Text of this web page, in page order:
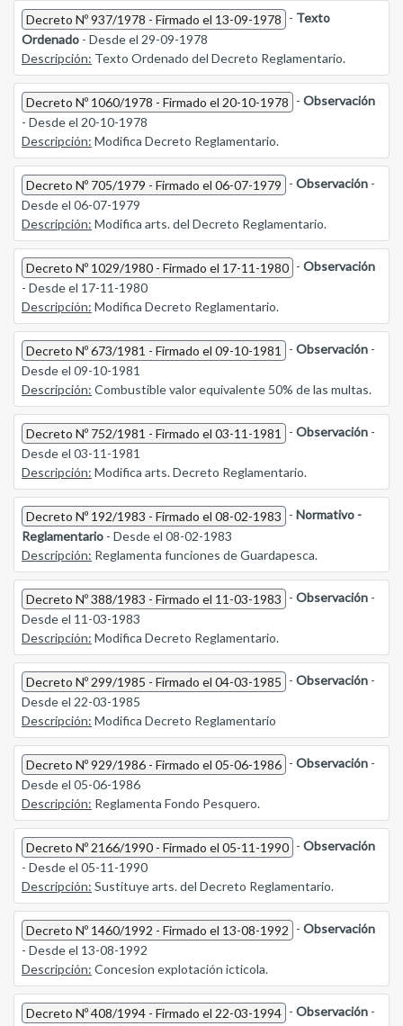
Decreto Nº 937/1978 - Firmado el 13-09-1978 - Texto
Ordenado - Desde el 29-09-1978
Descripción: Texto Ordenado del Decreto Reglamentario.
Decreto Nº 1060/1978 - Firmado el 20-10-1978 - Observación
- Desde el 20-10-1978
Descripción: Modifica Decreto Reglamentario.
Decreto Nº 705/1979 - Firmado el 06-07-1979 - Observación -
Desde el 06-07-1979
Descripción: Modifica arts. del Decreto Reglamentario.
Decreto Nº 1029/1980 - Firmado el 17-11-1980 - Observación
- Desde el 17-11-1980
Descripción: Modifica Decreto Reglamentario.
Decreto Nº 673/1981 - Firmado el 09-10-1981 - Observación -
Desde el 09-10-1981
Descripción: Combustible valor equivalente 50% de las multas.
Decreto Nº 752/1981 - Firmado el 03-11-1981 - Observación -
Desde el 03-11-1981
Descripción: Modifica arts. Decreto Reglamentario.
Decreto Nº 192/1983 - Firmado el 08-02-1983 - Normativo -
Reglamentario - Desde el 08-02-1983
Descripción: Reglamenta funciones de Guardapesca.
Decreto Nº 388/1983 - Firmado el 11-03-1983 - Observación -
Desde el 11-03-1983
Descripción: Modifica Decreto Reglamentario.
Decreto Nº 299/1985 - Firmado el 04-03-1985 - Observación -
Desde el 22-03-1985
Descripción: Modifica Decreto Reglamentario
Decreto Nº 929/1986 - Firmado el 05-06-1986 - Observación -
Desde el 05-06-1986
Descripción: Reglamenta Fondo Pesquero.
Decreto Nº 2166/1990 - Firmado el 05-11-1990 - Observación
- Desde el 05-11-1990
Descripción: Sustituye arts. del Decreto Reglamentario.
Decreto Nº 1460/1992 - Firmado el 13-08-1992 - Observación
- Desde el 13-08-1992
Descripción: Concesion explotación icticola.
Decreto Nº 408/1994 - Firmado el 22-03-1994 - Observación -